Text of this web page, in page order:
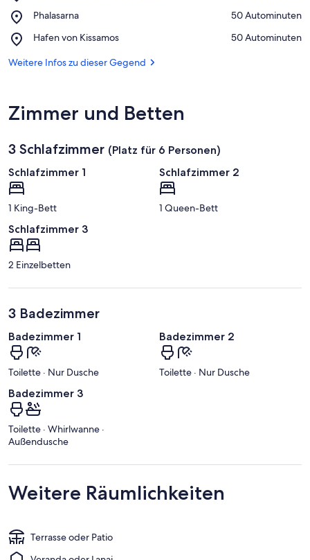
in
Nähe
Livadia
Phalasarna
Place,
‪50 Autominuten‬
Hafen von Kissamos
Place,
von
‪50 Autominuten‬
Weitere Infos zu dieser Gegend
Zimmer und Betten
3 Schlafzimmer (Platz für 6 Personen)
Schlafzimmer 1
1 King-Bett
Schlafzimmer 2
1 Queen-Bett
Schlafzimmer 3
2 Einzelbetten
3 Badezimmer
Badezimmer 1
Toilette · Nur Dusche
Badezimmer 2
Toilette · Nur Dusche
Badezimmer 3
Toilette · Whirlwanne ·
Außendusche
Weitere Räumlichkeiten
Terrasse oder Patio